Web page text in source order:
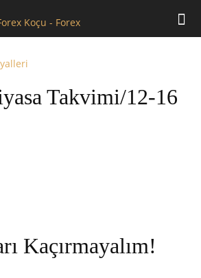
Takvimi/12-16
Kaçırmayalım!